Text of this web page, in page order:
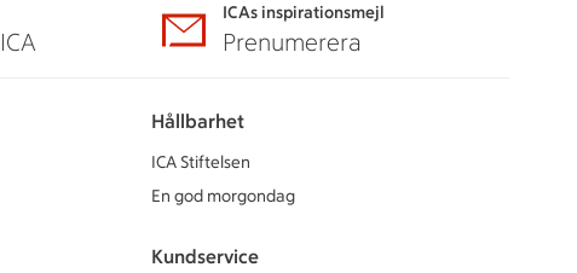
ICAs inspirationsmejl
Prenumerera
Hållbarhet
ICA Stiftelsen
En god morgondag
Kundservice